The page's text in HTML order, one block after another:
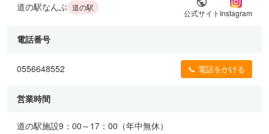
道の駅なんぶ 道の駅
公式サイト Instagram
電話番号
0556648552 📞 電話をかける
営業時間
道の駅施設9：00～17：00（年中無休）